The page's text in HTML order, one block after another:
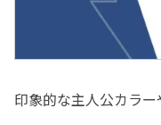
印象的な主人公カラ